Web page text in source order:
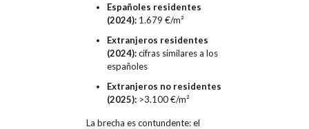
Españoles residentes
(2024):1.679 €/m²
Extranjeros residentes
(2024):cifras similares a los
españoles
Extranjeros no residentes
(2025):>3.100 €/m²
La brecha es contundente: el